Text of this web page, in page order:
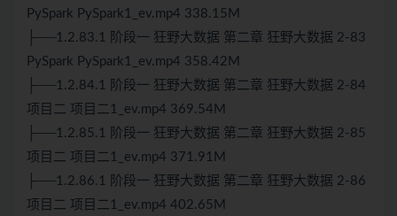
PySpark PySpark1_ev.mp4 338.15M
├──1.2.83.1 阶段一 狂野大数据 第二章 狂野大数据 2-83
PySpark PySpark1_ev.mp4 358.42M
├──1.2.84.1 阶段一 狂野大数据 第二章 狂野大数据 2-84
项目二 项目二1_ev.mp4 369.54M
├──1.2.85.1 阶段一 狂野大数据 第二章 狂野大数据 2-85
项目二 项目二1_ev.mp4 371.91M
├──1.2.86.1 阶段一 狂野大数据 第二章 狂野大数据 2-86
项目二 项目二1_ev.mp4 402.65M